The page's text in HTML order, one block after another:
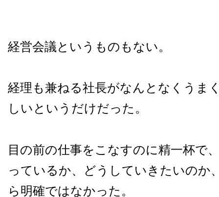
経営会議というものもない。
経理も兼ねる社長がなんとなくうま
しいというだけだった。
目の前の仕事をこなすのに精一杯で
っているか、どうしていきたいのか
ら明確ではなかった。